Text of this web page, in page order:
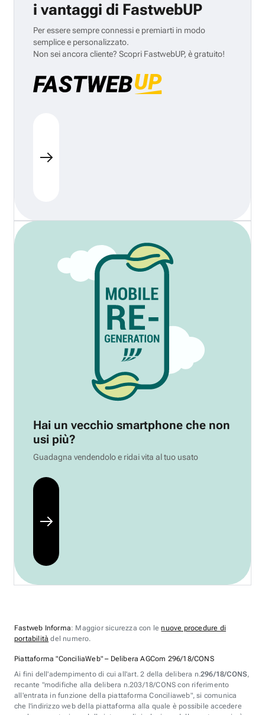
i vantaggi di FastwebUP
Per essere sempre connessi e premiarti in modo
semplice e personalizzato.
Non sei ancora cliente? Scopri FastwebUP, è gratuito!
Hai un vecchio smartphone che non
usi più?
Guadagna vendendolo e ridai vita al tuo usato
Fastweb Informa: Maggior sicurezza con lenuove procedure di
portabilità del numero.
Piattaforma "ConciliaWeb" – Delibera AGCom 296/18/CONS
Ai fini dell'adempimento di cui all'art. 2 della delibera n.296/18/CONS,
recante "modifiche alla delibera n.203/18/CONS con riferimento
all'entrata in funzione della piattaforma Conciliaweb", si comunica
che l'indirizzo web della piattaforma alla quale è possibile accedere